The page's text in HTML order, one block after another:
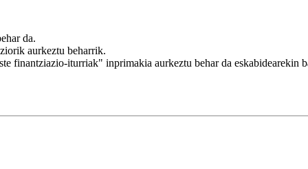
da.
aurkeztu beharrik.
finantziazio-iturriak" inprimakia aurkeztu behar da eskabidearekin